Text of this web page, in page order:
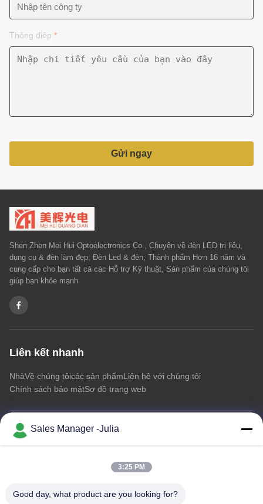
Thông điệp *
Gửi ngay
Shen Zhen Mei Hui Optoelectronics Co., Chuyên về đèn LED trị liệu,
dụng cụ & đèn làm đẹp; Đèn Led & đèn; Thành phẩm Hơn 16 năm và
cung cấp cho bạn tất cả các Hỗ trợ Kỹ thuật, Sản phẩm của chúng tôi
giúp bạn khỏe mạnh
Liên kết nhanh
NhàVề chúng tôicác sản phẩmLiên hệ với chúng tôi
Chính sách bảo mậtSơ đồ trang web
Liên hệ với chúng tôi
Pioneering Domain, No2 Dezheng Road, ShiLongZai
Quốc
Sales Manager -Julia
3:25 PM
Good day, what product are you looking for?